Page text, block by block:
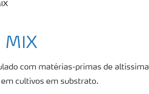
MIX
com matérias-primas de altíssima
cultivos em substrato.